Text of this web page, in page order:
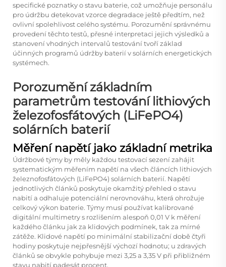
specifické poznatky o stavu baterie, což umožňuje personálu
pro údržbu detekovat vzorce degradace ještě předtím, než
ovlivní spolehlivost celého systému. Porozumění správnému
provedení těchto testů, přesné interpretaci jejich výsledků a
stanovení vhodných intervalů testování tvoří základ
účinných programů údržby baterií v solárních energetických
systémech.
Porozumění základním
parametrům testování lithiových
železofosfátových (LiFePO4)
solárních baterií
Měření napětí jako základní metrika
Údržbové týmy by měly každou testovací sezení zahájit
systematickým měřením napětí na všech článcích lithiových
železnofosfátových (LiFePO4) solárních baterií. Napětí
jednotlivých článků poskytuje okamžitý přehled o stavu
nabití a odhaluje potenciální nerovnováhu, která ohrožuje
celkový výkon baterie. Týmy musí používat kalibrované
digitální multimetry s rozlišením alespoň 0,01 V k měření
každého článku jak za klidových podmínek, tak za mírné
zátěže. Klidové napětí po minimální stabilizační době čtyři
hodiny poskytuje nejpřesnější výchozí hodnotu; u zdravých
článků se obvykle pohybuje mezi 3,25 a 3,35 V při přibližném
stavu nabití padesát procent.